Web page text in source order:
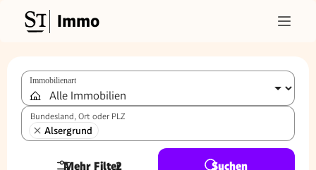
Immo
Immobilienart
Bundesland, Ort oder PLZ
Alsergrund
Mehr Filter
2 Suchen